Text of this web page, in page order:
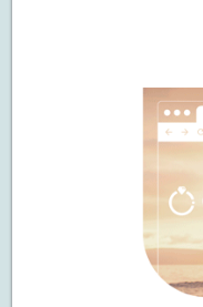
SIDEBAR